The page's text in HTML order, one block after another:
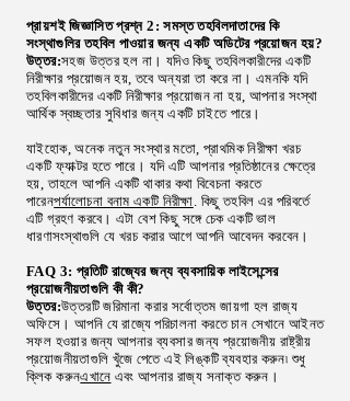
প্রায়শই জিজ্ঞাসিত প্রশ্ন 2: সমস্ত তহবিলদাতাদের কি
সংস্থাগুলির তহবিল পাওয়ার জন্য একটি অডিটের প্রয়োজন হয়?
উত্তর:সহজ উত্তর হল না। যদিও কিছু তহবিলকারীদের একটি
নিরীক্ষার প্রয়োজন হয়, তবে অন্যরা তা করে না। এমনকি যদি
তহবিলকারীদের একটি নিরীক্ষার প্রয়োজন না হয়, আপনার সংস্থা
আর্থিক স্বচ্ছতার সুবিধার জন্য একটি চাইতে পারে।
যাইহোক, অনেক নতুন সংস্থার মতো, প্রাথমিক নিরীক্ষা খরচ
একটি ফ্যাক্টর হতে পারে। যদি এটি আপনার প্রতিষ্ঠানের ক্ষেত্রে
হয়, তাহলে আপনি একটি থাকার কথা বিবেচনা করতে
পারেনপর্যালোচনা বনাম একটি নিরীক্ষা . কিছু তহবিল এর পরিবর্তে
এটি গ্রহণ করবে। এটা বেশ কিছু সঙ্গে চেক একটি ভাল
ধারণাসংস্থাগুলি যে খরচ করার আগে আপনি আবেদন করবেন।
FAQ 3: প্রতিটি রাজ্যের জন্য ব্যবসায়িক লাইসেন্সের
প্রয়োজনীয়তাগুলি কী কী?
উত্তর:উত্তরটি জরিমানা করার সর্বোত্তম জায়গা হল রাজ্য
অফিসে। আপনি যে রাজ্যে পরিচালনা করতে চান সেখানে আইনত
সফল হওয়ার জন্য আপনার ব্যবসার জন্য প্রয়োজনীয় রাষ্ট্রীয়
প্রয়োজনীয়তাগুলি খুঁজে পেতে এই লিঙ্কটি ব্যবহার করুন৷ শুধু
ক্লিক করুনএখানে এবং আপনার রাজ্য সনাক্ত করুন।